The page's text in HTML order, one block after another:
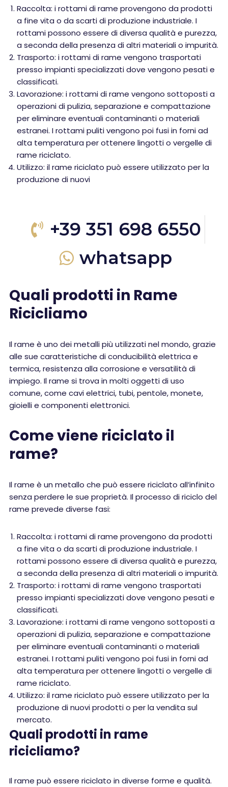
Raccolta: i rottami di rame provengono da prodotti
a fine vita o da scarti di produzione industriale. I
rottami possono essere di diversa qualità e purezza,
a seconda della presenza di altri materiali o impurità.
Trasporto: i rottami di rame vengono trasportati
presso impianti specializzati dove vengono pesati e
classificati.
Lavorazione: i rottami di rame vengono sottoposti a
operazioni di pulizia, separazione e compattazione
per eliminare eventuali contaminanti o materiali
estranei. I rottami puliti vengono poi fusi in forni ad
alta temperatura per ottenere lingotti o vergelle di
rame riciclato.
Utilizzo: il rame riciclato può essere utilizzato per la
produzione di nuovi
+39 351 698 6550
whatsapp
Quali prodotti in Rame
Ricicliamo
Il rame è uno dei metalli più utilizzati nel mondo, grazie
alle sue caratteristiche di conducibilità elettrica e
termica, resistenza alla corrosione e versatilità di
impiego. Il rame si trova in molti oggetti di uso
comune, come cavi elettrici, tubi, pentole, monete,
gioielli e componenti elettronici.
Come viene riciclato il
rame?
Il rame è un metallo che può essere riciclato all’infinito
senza perdere le sue proprietà. Il processo di riciclo del
rame prevede diverse fasi:
Raccolta: i rottami di rame provengono da prodotti
a fine vita o da scarti di produzione industriale. I
rottami possono essere di diversa qualità e purezza,
a seconda della presenza di altri materiali o impurità.
Trasporto: i rottami di rame vengono trasportati
presso impianti specializzati dove vengono pesati e
classificati.
Lavorazione: i rottami di rame vengono sottoposti a
operazioni di pulizia, separazione e compattazione
per eliminare eventuali contaminanti o materiali
estranei. I rottami puliti vengono poi fusi in forni ad
alta temperatura per ottenere lingotti o vergelle di
rame riciclato.
Utilizzo: il rame riciclato può essere utilizzato per la
produzione di nuovi prodotti o per la vendita sul
mercato.
Quali prodotti in rame
ricicliamo?
Il rame può essere riciclato in diverse forme e qualità.